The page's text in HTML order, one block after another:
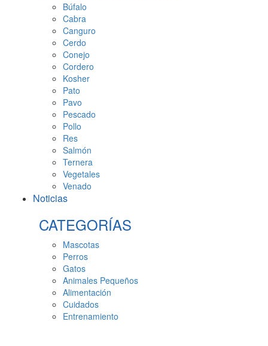
Búfalo
Cabra
Canguro
Cerdo
Conejo
Cordero
Kosher
Pato
Pavo
Pescado
Pollo
Res
Salmón
Ternera
Vegetales
Venado
Noticias
CATEGORÍAS
Mascotas
Perros
Gatos
Animales Pequeños
Alimentación
Cuidados
Entrenamiento